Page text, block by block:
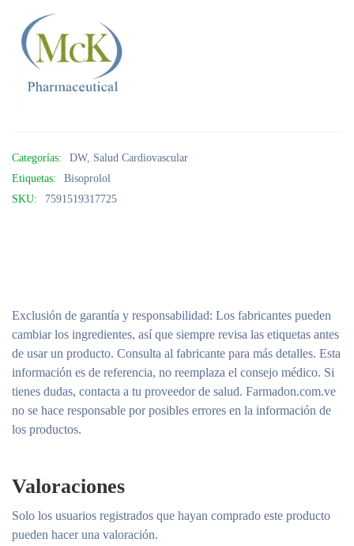
Categorías: DW, Salud Cardiovascular
Etiquetas:
Bisoprolol
SKU:
7591519317725
Exclusión de garantía y responsabilidad: Los fabricantes pueden
cambiar los ingredientes, así que siempre revisa las etiquetas antes
de usar un producto. Consulta al fabricante para más detalles. Esta
información es de referencia, no reemplaza el consejo médico. Si
tienes dudas, contacta a tu proveedor de salud. Farmadon.com.ve
no se hace responsable por posibles errores en la información de
los productos.
Valoraciones
Solo los usuarios registrados que hayan comprado este producto
pueden hacer una valoración.